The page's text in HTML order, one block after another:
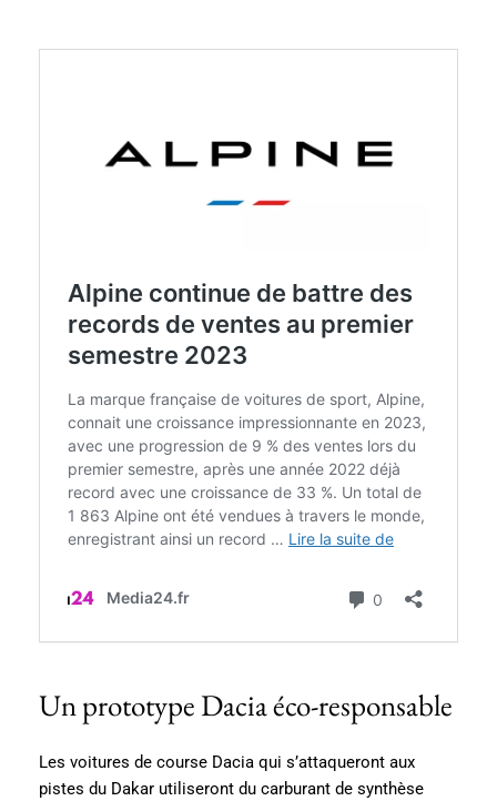
Un prototype Dacia éco-responsable
Les voitures de course Dacia qui s’attaqueront aux
pistes du Dakar utiliseront du carburant de synthèse